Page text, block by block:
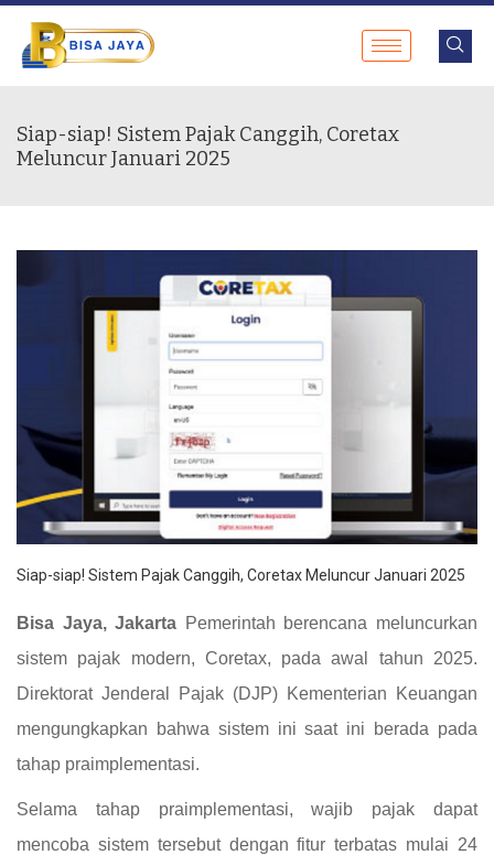
Siap-siap! Sistem Pajak Canggih, Coretax
Meluncur Januari 2025
Siap-siap! Sistem Pajak Canggih, Coretax Meluncur Januari 2025
Bisa Jaya, Jakarta Pemerintah berencana meluncurkan
sistem pajak modern, Coretax, pada awal tahun 2025.
Direktorat Jenderal Pajak (DJP) Kementerian Keuangan
mengungkapkan bahwa sistem ini saat ini berada pada
tahap praimplementasi.
Selama tahap praimplementasi, wajib pajak dapat
mencoba sistem tersebut dengan fitur terbatas mulai 24